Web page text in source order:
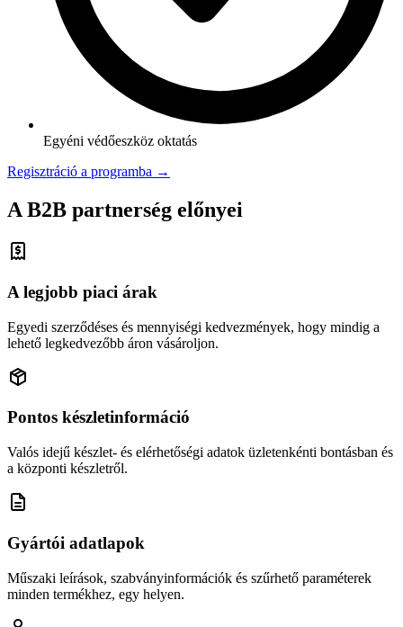
Egyéni védőeszköz oktatás
Regisztráció a programba →
A B2B partnerség előnyei
A legjobb piaci árak
Egyedi szerződéses és mennyiségi kedvezmények, hogy mindig a
lehető legkedvezőbb áron vásároljon.
Pontos készletinformáció
Valós idejű készlet- és elérhetőségi adatok üzletenkénti bontásban és
a központi készletről.
Gyártói adatlapok
Műszaki leírások, szabványinformációk és szűrhető paraméterek
minden termékhez, egy helyen.